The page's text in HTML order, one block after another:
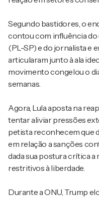
Segundo bastidores, o
contou com influência
(PL-SP) e do jornalista e
articularam junto à ala
movimento congelou o
semanas.
Agora, Lula aposta na
tentar aliviar pressões
petista reconhecem que
em relação a sanções
dada sua postura crítica
restritivos à liberdade.
Durante a ONU, Trump